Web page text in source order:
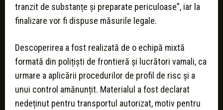
tranzit de substanțe și preparate periculoase”, iar la
finalizare vor fi dispuse măsurile legale.
Descoperirea a fost realizată de o echipă mixtă
formată din polițiști de frontieră și lucrători vamali, ca
urmare a aplicării procedurilor de profil de risc și a
unui control amănunțit. Materialul a fost declarat
nedeținut pentru transportul autorizat, motiv pentru